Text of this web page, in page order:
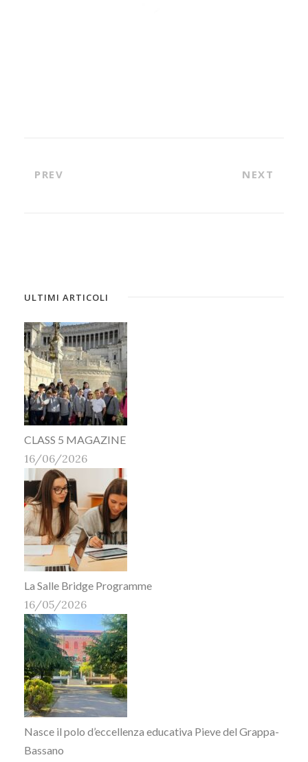
PREV NEXT
ULTIMI ARTICOLI
CLASS 5 MAGAZINE
16/06/2026
La Salle Bridge Programme
16/05/2026
Nasce il polo d’eccellenza educativa Pieve del Grappa-
Bassano